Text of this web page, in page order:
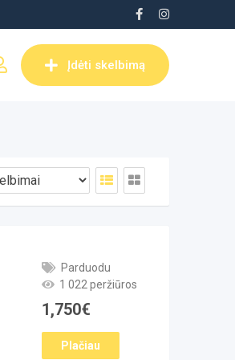
Įdėti skelbimą
Parduodu
1 022 peržiūros
1,750€
Plačiau